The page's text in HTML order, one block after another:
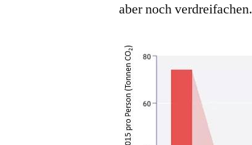
aber noch verdreifachen.